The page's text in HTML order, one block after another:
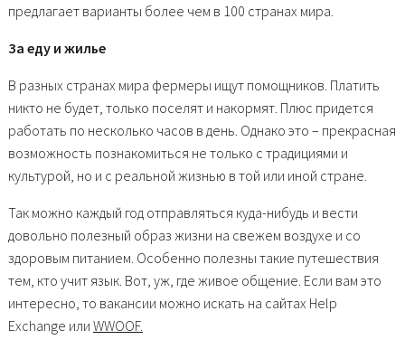
предлагает варианты более чем в 100 странах мира.
За еду и жилье
В разных странах мира фермеры ищут помощников. Платить
никто не будет, только поселят и накормят. Плюс придется
работать по несколько часов в день. Однако это – прекрасная
возможность познакомиться не только с традициями и
культурой, но и с реальной жизнью в той или иной стране.
Так можно каждый год отправляться куда-нибудь и вести
довольно полезный образ жизни на свежем воздухе и со
здоровым питанием. Особенно полезны такие путешествия
тем, кто учит язык. Вот, уж, где живое общение. Если вам это
интересно, то вакансии можно искать на сайтах Help
Exchange или WWOOF.